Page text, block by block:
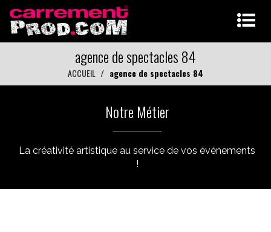
agence de spectacles 84
ACCUEIL agence de spectacles 84
Notre Métier
La créativité artistique au service de vos événements
!